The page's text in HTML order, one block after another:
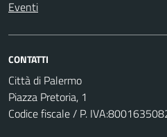
Eventi
CONTATTI
Città di Palermo
Piazza Pretoria, 1
Codice fiscale / P.